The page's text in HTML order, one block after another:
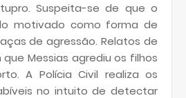
Suspeita-se de que o
motivado como forma de
de agressão. Relatos de
Messias agrediu os filhos
A Polícia Civil realiza os
no intuito de detectar